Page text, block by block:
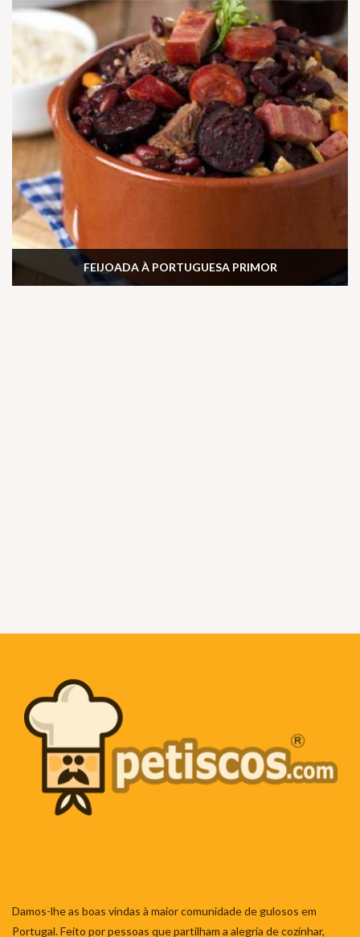
FEIJOADA À PORTUGUESA PRIMOR
Damos-lhe as boas vindas à maior comunidade de gulosos em
Portugal. Feito por pessoas que partilham a alegria de cozinhar,